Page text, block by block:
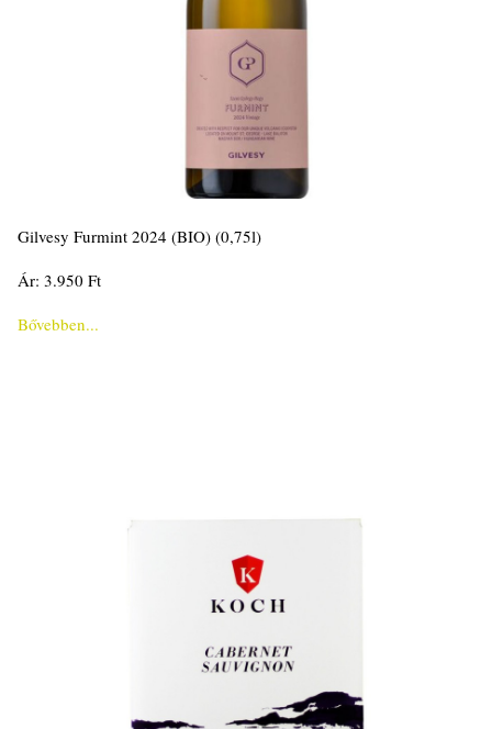
Gilvesy Furmint 2024 (BIO) (0,75l)
Ár: 3.950 Ft
Bővebben...